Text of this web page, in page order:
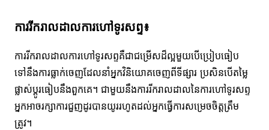
ការរីករាលដាលការហៅទូរសព្ទ៖
ការរីករាលដាលការហៅទូរសព្ទគឺជាជម្រើសដ៏ល្អមួយបើប្រៀបធៀប
ទៅនឹងការធ្លាក់ចេញដែលនាំអ្នកវិនិយោគចេញពីទីផ្សារ ប្រសិនបើតម្លៃ
ផ្លាស់ប្តូរធៀបនឹងពួកគេ។ ជាមួយនឹងការរីករាលដាលនៃការហៅទូរសព្ទ
អ្នកអាចរក្សាការជួញដូរបានយូររហូតដល់អ្នកធ្វើការសម្រេចចិត្តត្រឹម
ត្រូវ។